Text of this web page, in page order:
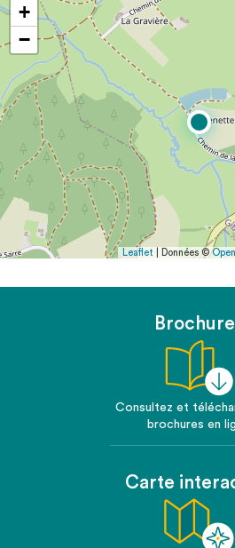
+
−
Leaflet | Données ©
Consultez et
brochures en
Carte